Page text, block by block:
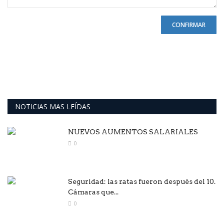
CONFIRMAR
NOTICIAS MAS LEÍDAS
NUEVOS AUMENTOS SALARIALES
0
Seguridad: las ratas fueron después del 10.
Cámaras que...
0